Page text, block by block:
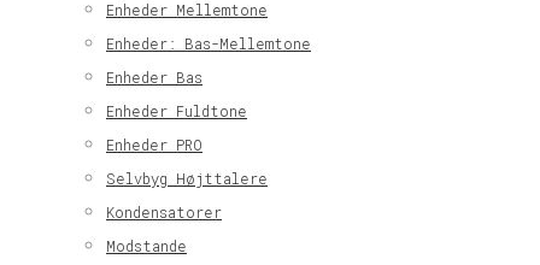
Enheder Mellemtone
Enheder: Bas-Mellemtone
Enheder Bas
Enheder Fuldtone
Enheder PRO
Selvbyg Højttalere
Kondensatorer
Modstande